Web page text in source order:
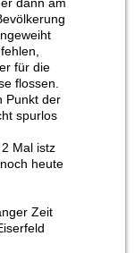
für die
flossen.
Punkt der
spurlos
Mal istz
heute
Zeit